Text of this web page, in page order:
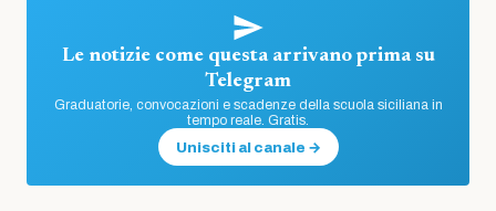
Le notizie come questa arrivano prima su
Telegram
Graduatorie, convocazioni e scadenze della scuola siciliana in
tempo reale. Gratis.
Unisciti al canale →